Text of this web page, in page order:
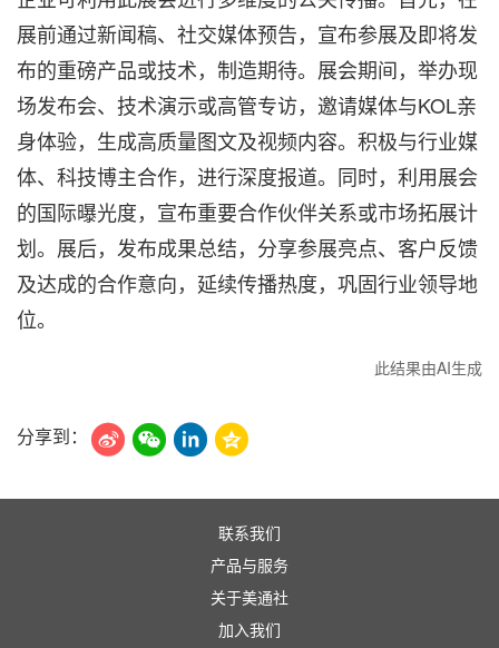
展前通过新闻稿、社交媒体预告，宣布参展及即将发
布的重磅产品或技术，制造期待。展会期间，举办现
场发布会、技术演示或高管专访，邀请媒体与KOL亲
身体验，生成高质量图文及视频内容。积极与行业媒
体、科技博主合作，进行深度报道。同时，利用展会
的国际曝光度，宣布重要合作伙伴关系或市场拓展计
划。展后，发布成果总结，分享参展亮点、客户反馈
及达成的合作意向，延续传播热度，巩固行业领导地
位。
此结果由AI生成
分享到：
联系我们
产品与服务
关于美通社
加入我们